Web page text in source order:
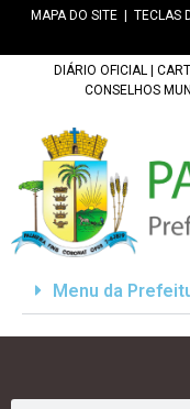
MAPA DO SITE TECLAS
DIÁRIO OFICIAL
CONSELHOS
Menu da